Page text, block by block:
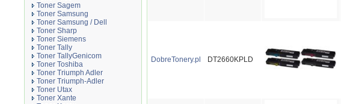
Toner Sagem
Toner Samsung
Toner Samsung / Dell
Toner Sharp
Toner Siemens
Toner Tally
Toner TallyGenicom
Toner Toshiba
Toner Triumph Adler
Toner Triumph-Adler
Toner Utax
Toner Xante
DobreTonery.pl DT2660KPLD